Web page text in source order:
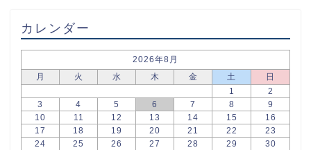
カレンダー
2026年8月
月
火 水 木 金 土
日
1
2
3
4 5 6 7 8
9
10
11 12 13 14 15
16
17
18 19 20 21 22
23
24
25 26 27 28 29
30